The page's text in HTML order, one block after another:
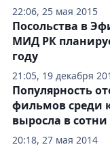
22:06, 25 мая 2015
21:05, 19 декабря
Посольства в
МИД РК
году
20:18, 27 мая 2014
Популярность
фильмов среди
выросла в сотни